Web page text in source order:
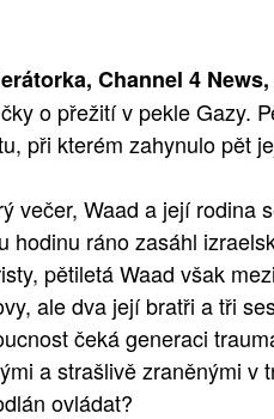
Channel 4
o přežití v pekle Gazy.
při kterém zahynulo pět
večer, Waad a její rodina
hodinu ráno zasáhl
pětiletá Waad však
ale dva její bratři a tři
čeká generaci
a strašlivě zraněnými v
ovládat?